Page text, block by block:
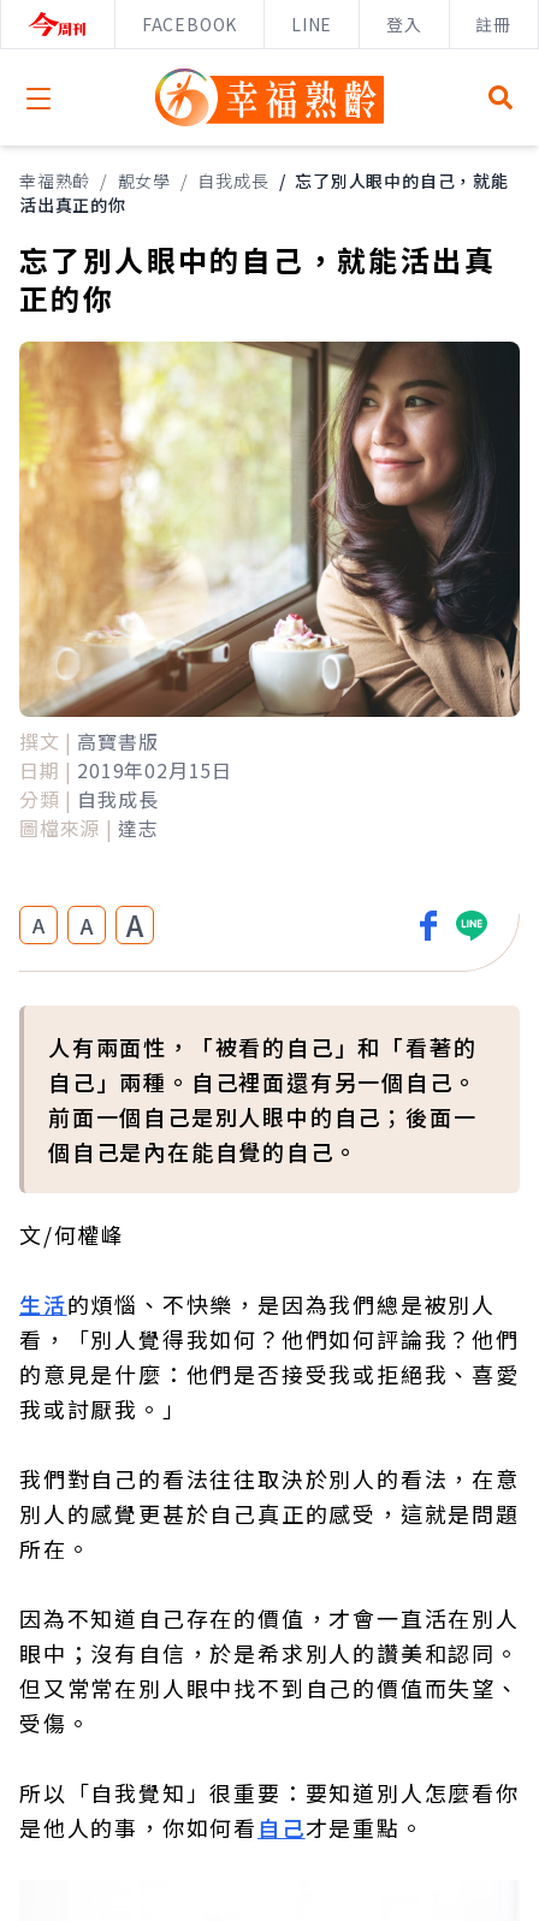
FACEBOOK LINE 登入 註冊
Open menu
幸福熟齡 / 靚女學 / 自我成長 / 忘了別人眼中的自己，就能
活出真正的你
忘了別人眼中的自己，就能活出真
正的你
撰文 | 高寶書版
日期 | 2019年02月15日
分類 | 自我成長
圖檔來源 | 達志
A A A
人有兩面性，「被看的自己」和「看著的
自己」兩種。自己裡面還有另一個自己。
前面一個自己是別人眼中的自己；後面一
個自己是內在能自覺的自己。
文/何權峰
生活的煩惱、不快樂，是因為我們總是被別人
看，「別人覺得我如何？他們如何評論我？他們
的意見是什麼：他們是否接受我或拒絕我、喜愛
我或討厭我。」
我們對自己的看法往往取決於別人的看法，在意
別人的感覺更甚於自己真正的感受，這就是問題
所在。
因為不知道自己存在的價值，才會一直活在別人
眼中；沒有自信，於是希求別人的讚美和認同。
但又常常在別人眼中找不到自己的價值而失望、
受傷。
所以「自我覺知」很重要：要知道別人怎麼看你
是他人的事，你如何看自己才是重點。